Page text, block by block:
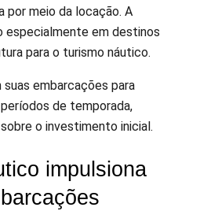
por meio da locação. A
especialmente em destinos
para o turismo náutico.
suas embarcações para
de temporada,
o investimento inicial.
impulsiona